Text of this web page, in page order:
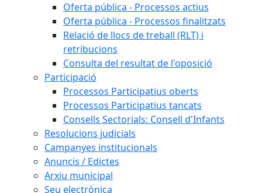
Oferta pública - Processos actius
Oferta pública - Processos finalitzats
Relació de llocs de treball (RLT) i
retribucions
Consulta del resultat de l'oposició
Participació
Processos Participatius oberts
Processos Participatius tancats
Consells Sectorials: Consell d'Infants
Resolucions judicials
Campanyes institucionals
Anuncis / Edictes
Arxiu municipal
Seu electrònica